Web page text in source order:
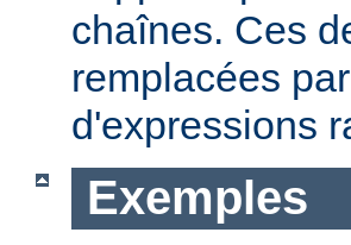
chaînes. Ces
remplacées
d'expressions
Exemples